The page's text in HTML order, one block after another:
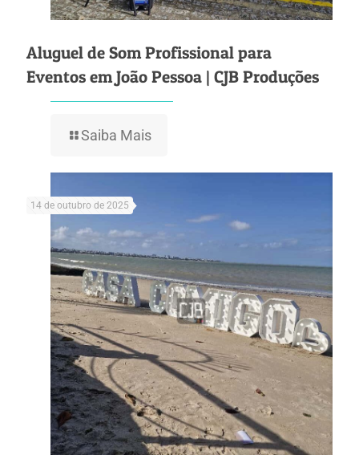
Aluguel de Som Profissional para
Eventos em João Pessoa | CJB Produções
Saiba Mais
14 de outubro de 2025